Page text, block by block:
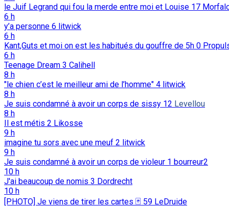
le Juif Legrand qui fou la merde entre moi et Louise 17
6 h
y’a personne 6 litwick
6 h
Kant,Guts et moi on est les habitués du gouffre de 5h 0
6 h
Teenage Dream 3 Calihell
8 h
"le chien c’est le meilleur ami de l’homme" 4 litwick
8 h
Je suis condamné à avoir un corps de sissy 12 Levellou
8 h
Il est métis 2 Likosse
9 h
imagine tu sors avec une meuf 2 litwick
9 h
Je suis condamné à avoir un corps de violeur 1 bourreur2
10 h
J'ai beaucoup de nomis 3 Dordrecht
10 h
[PHOTO] Je viens de tirer les cartes 🃏 59 LeDruide